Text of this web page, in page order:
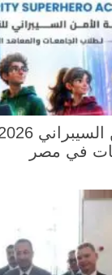
في مصر